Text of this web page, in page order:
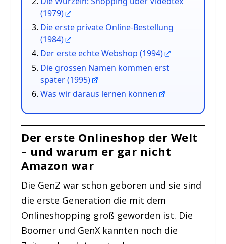
(1979)
Die erste private Online-Bestellung
(1984)
Der erste echte Webshop (1994)
Die grossen Namen kommen erst
später (1995)
Was wir daraus lernen können
Der erste Onlineshop der Welt
– und warum er gar nicht
Amazon war
Die GenZ war schon geboren und sie sind
die erste Generation die mit dem
Onlineshopping groß geworden ist. Die
Boomer und GenX kannten noch die